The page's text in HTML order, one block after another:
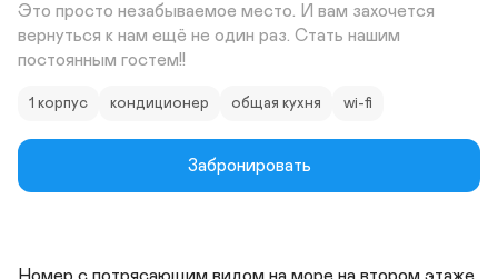
Это просто незабываемое место. И вам захочется
вернуться к нам ещё не один раз. Стать нашим
постоянным гостем!!
1 корпус кондиционер общая кухня wi-fi
Забронировать